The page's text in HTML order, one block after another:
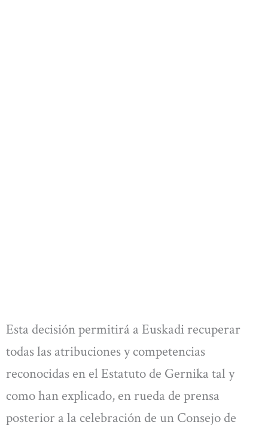
Esta decisión permitirá a Euskadi recuperar
todas las atribuciones y competencias
reconocidas en el Estatuto de Gernika tal y
como han explicado, en rueda de prensa
posterior a la celebración de un Consejo de